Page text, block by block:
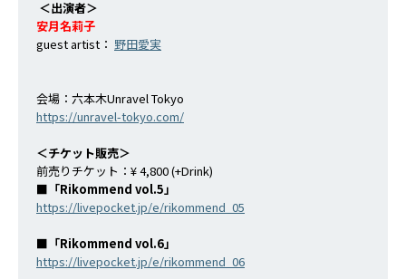
＜出演者＞
安月名莉子
guest artist： 野田愛実
会場：六本木Unravel Tokyo
https://unravel-tokyo.com/
＜チケット販売＞
前売りチケット：¥ 4,800 (+Drink)
■「Rikommend vol.5」
https://livepocket.jp/e/rikommend_05
■「Rikommend vol.6」
https://livepocket.jp/e/rikommend_06